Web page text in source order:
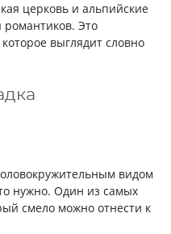
церковь и альпийские
Это
выглядит словно
видом
нужно. Один из самых
смело можно отнести к